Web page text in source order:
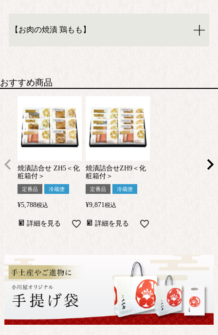
【お肉の焼漬 鶏もも】
おすすめ商品
焼漬詰合せ ZH5＜化
粧箱付＞
定番品 冷蔵便
¥5,788税込
詳細を見る
焼漬詰合せZH9＜化
粧箱付＞
定番品 冷蔵便
¥9,871税込
詳細を見る